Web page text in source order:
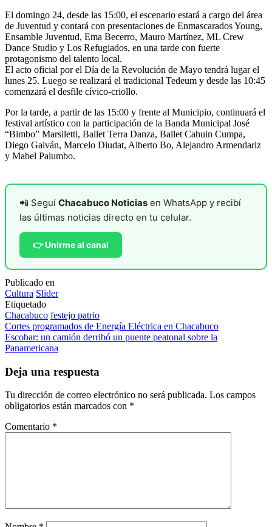
El domingo 24, desde las 15:00, el escenario estará a cargo del área
de Juventud y contará con presentaciones de Enmascarados Young,
Ensamble Juventud, Ema Becerro, Mauro Martínez, ML Crew
Dance Studio y Los Refugiados, en una tarde con fuerte
protagonismo del talento local.
El acto oficial por el Día de la Revolución de Mayo tendrá lugar el
lunes 25. Luego se realizará el tradicional Tedeum y desde las 10:45
comenzará el desfile cívico-criollo.
Por la tarde, a partir de las 15:00 y frente al Municipio, continuará el
festival artístico con la participación de la Banda Municipal José
“Bimbo” Marsiletti, Ballet Terra Danza, Ballet Cahuin Cumpa,
Diego Galván, Marcelo Diudat, Alberto Bo, Alejandro Armendariz
y Mabel Palumbo.
📲 Seguí Chacabuco Noticias en WhatsApp y recibí
las últimas noticias directo en tu celular.
👉 Unirme al canal
Publicado en
Cultura Slider
Etiquetado
Chacabuco festejo patrio
Navegación
de
Cortes programados de Energía Eléctrica en Chacabuco
Escobar: un camión derribó un puente peatonal sobre la
Panamericana
Deja una respuesta
Tu dirección de correo electrónico no será publicada. Los campos
obligatorios están marcados con *
Comentario *